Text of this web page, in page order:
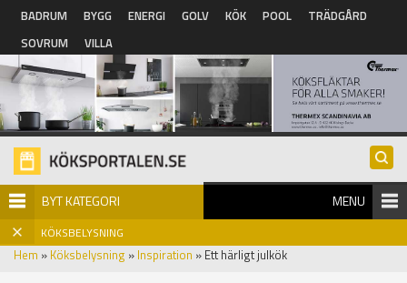
Hoppa till huvudinnehåll
BADRUM BYGG ENERGI GOLV KÖK POOL
TRÄDGÅRD
SOVRUM
VILLA
BYT KATEGORI MENU
KÖKSBELYSNING
Hem » Köksbelysning » Inspiration » Ett härligt julkök